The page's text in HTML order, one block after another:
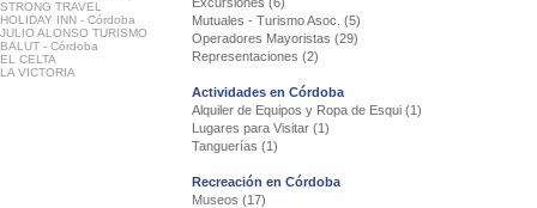
STRONG TRAVEL
HOLIDAY INN - Córdoba
JULIO ALONSO TURISMO
BALUT - Córdoba
EL CELTA
LA VICTORIA
Mutuales - Turismo Asoc. (5)
Operadores Mayoristas (29)
Representaciones (2)
Actividades en Córdoba
Alquiler de Equipos y Ropa de Esqui (1)
Lugares para Visitar (1)
Tanguerías (1)
Recreación en Córdoba
Museos (17)